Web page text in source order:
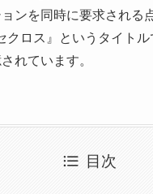
ンを同時に要求される
ロス』というタイト
れています。
目次